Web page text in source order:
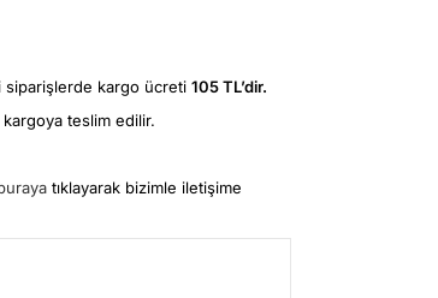
siparişlerde kargo ücreti 105 TL’dir.
kargoya teslim edilir.
tıklayarak bizimle iletişime